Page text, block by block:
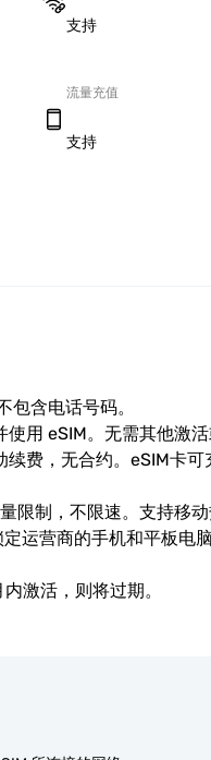
支持
流量充值
支持
包含电话号码。
用 eSIM。无需其他激活
费，无合约。eSIM卡可
限制，不限速。支持移动
运营商的手机和平板电
激活，则将过期。